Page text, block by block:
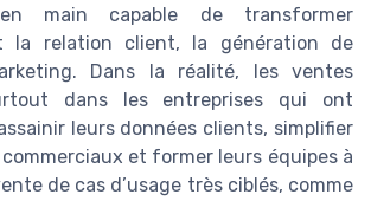
main capable de transformer
la relation client, la génération de
Dans la réalité, les ventes
dans les entreprises qui ont
leurs données clients, simplifier
commerciaux et former leurs équipes à
de cas d’usage très ciblés, comme